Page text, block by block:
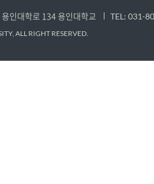
인대학로 134 용인대학교 TEL: 031-
ALL RIGHT RESERVED.